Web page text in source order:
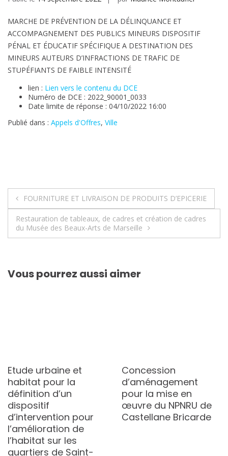
MARCHE DE PRÉVENTION DE LA DÉLINQUANCE ET
ACCOMPAGNEMENT DES PUBLICS MINEURS DISPOSITIF
PÉNAL ET ÉDUCATIF SPÉCIFIQUE A DESTINATION DES
MINEURS AUTEURS D’INFRACTIONS DE TRAFIC DE
STUPÉFIANTS DE FAIBLE INTENSITÉ
lien : Lien vers le contenu du DCE
Numéro de DCE : 2022_90001_0033
Date limite de réponse : 04/10/2022 16:00
Publié dans : Appels d'Offres, Ville
Navigation
de
l’article
FOURNITURE ET LIVRAISON DE PRODUITS D’EPICERIE
Restauration de tableaux, de cadres et création de cadres
du Musée des Beaux-Arts de Marseille
Vous pourrez aussi aimer
Etude urbaine et
habitat pour la
définition d’un
dispositif
d’intervention pour
l’amélioration de
l’habitat sur les
quartiers de Saint-
Concession
d’aménagement
pour la mise en
œuvre du NPNRU de
Castellane Bricarde